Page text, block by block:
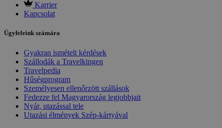
Karrier
Kapcsolat
Ügyfeleink számára
Gyakran ismételt kérdések
Szállodák a Travelkingen
Travelpedia
Hűségprogram
Személyesen ellenőrzött szállások
Fedezze fel Magyarország legjobbjait
Nyár, utazással tele
Utazási élmények Szép-kártyával